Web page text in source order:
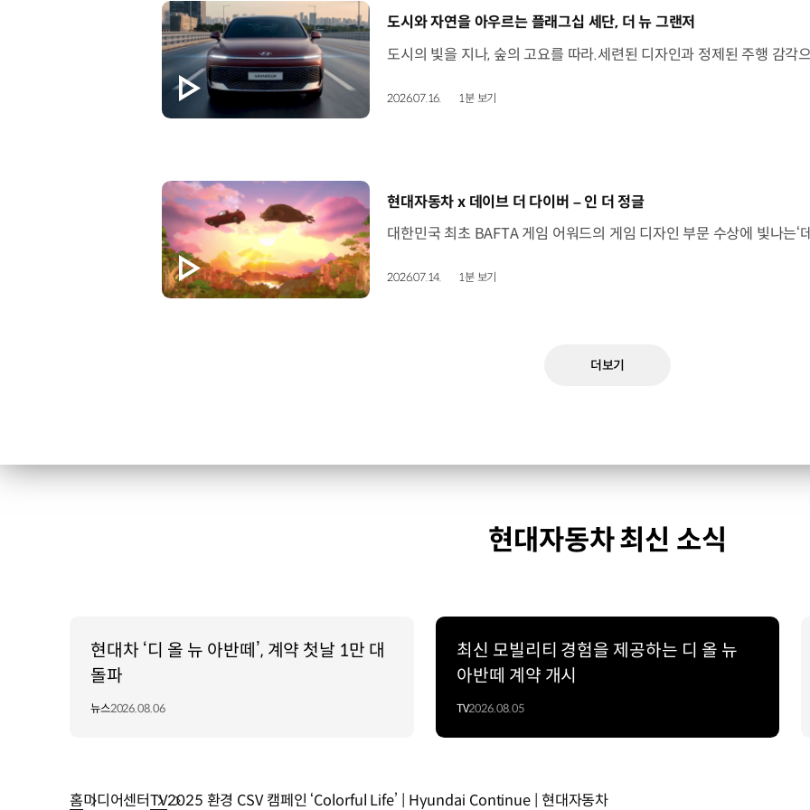
[동영상]
도시와 자연을 아우르는 플래그십 세단, 더 뉴 그랜저
2026.07.16. 1분 보기
[동영상]
현대자동차 x 데이브 더 다이버 – 인 더 정글
2026.07.14. 1분 보기
더보기
현대자동차 최신 소식
현대차 ‘디 올 뉴 아반떼’, 계약 첫날 1만 대
돌파
뉴스2026.08.06
최신 모빌리티 경험을 제공하는 디 올 뉴
아반떼 계약 개시
TV2026.08.05
홈미디어센터TV2025 환경 CSV 캠페인 ‘Colorful Life’ | Hyundai Continue | 현대자동차